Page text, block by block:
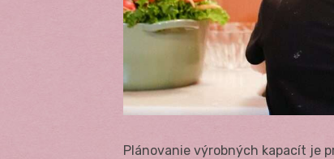
Plánovanie výrobných kapacít je